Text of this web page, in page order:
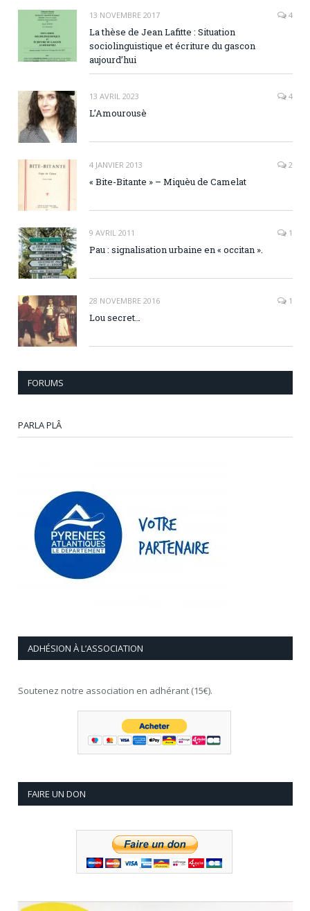
13 NOVEMBRE 2017 4
La thèse de Jean Lafitte : Situation
sociolinguistique et écriture du gascon
aujourd’hui
13 AVRIL 2023 4
L’Amourousè
4 JANVIER 2013 2
« Bite-Bitante » – Miquèu de Camelat
9 AVRIL 2011 1
Pau : signalisation urbaine en « occitan ».
28 NOVEMBRE 2016 1
Lou secret…
FORUMS
PARLA PLÂ
ADHÉSION À L’ASSOCIATION
Soutenez notre association en adhérant (15€).
FAIRE UN DON